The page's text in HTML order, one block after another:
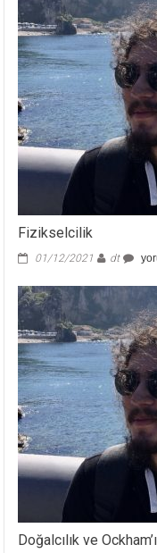
için
Fizikselcilik
01/12/2021 dt
Doğalcılık ve